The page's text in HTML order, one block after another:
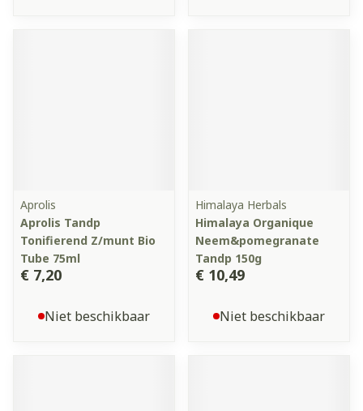
Aprolis
Aprolis Tandp
Tonifierend Z/munt Bio
Tube 75ml
€ 7,20
Niet beschikbaar
Himalaya Herbals
Himalaya Organique
Neem&pomegranate
Tandp 150g
€ 10,49
Niet beschikbaar